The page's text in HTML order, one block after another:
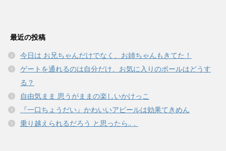
最近の投稿
今日は お兄ちゃんだけでなく、お姉ちゃんもきてた！
ゲートを通れるのは自分だけ、お気に入りのボールはどうす
る？
自由気まま 思うがままの楽しいかけっこ
『一口ちょうだい』かわいいアピールは効果てきめん
乗り越えられるだろう と思ったら..．